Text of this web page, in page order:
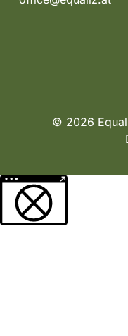
© 2026
Weitere Informationen über